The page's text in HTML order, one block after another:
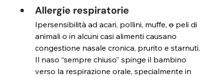
Allergie respiratorie
Ipersensibilità ad acari, pollini, muffe, o peli di
animali o in alcuni casi alimenti causano
congestione nasale cronica, prurito e starnuti.
Il naso “sempre chiuso” spinge il bambino
verso la respirazione orale, specialmente in